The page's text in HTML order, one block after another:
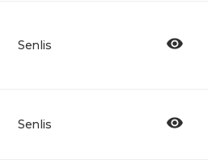
Senlis
Senlis